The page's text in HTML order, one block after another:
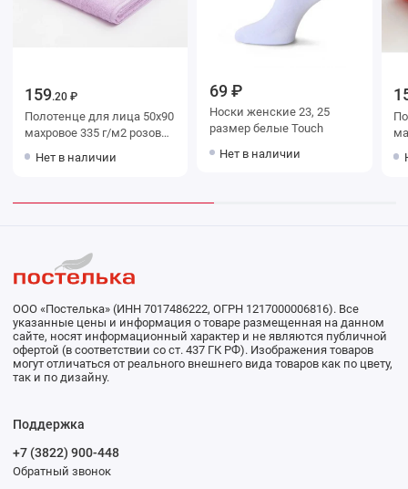
159.20 ₽
Полотенце для лица 50х90
махровое 335 г/м2 розовое
Нет в наличии
69 ₽
Носки женские 23, 25
размер белые Touch
Нет в наличии
ООО «Постелька» (ИНН 7017486222, ОГРН 1217000006816). Все
указанные цены и информация о товаре размещенная на данном
сайте, носят информационный характер и не являются публичной
офертой (в соответствии со ст. 437 ГК РФ). Изображения товаров
могут отличаться от реального внешнего вида товаров как по цвету,
так и по дизайну.
Поддержка
+7 (3822) 900-448
Обратный звонок